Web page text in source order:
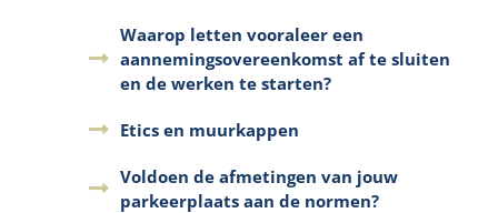
Waarop letten vooraleer een
aannemingsovereenkomst af te sluiten
en de werken te starten?
Etics en muurkappen
Voldoen de afmetingen van jouw
parkeerplaats aan de normen?